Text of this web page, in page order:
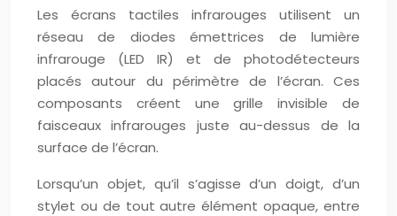
Les écrans tactiles infrarouges utilisent un
réseau de diodes émettrices de lumière
infrarouge (LED IR) et de photodétecteurs
placés autour du périmètre de l’écran. Ces
composants créent une grille invisible de
faisceaux infrarouges juste au-dessus de la
surface de l’écran.
Lorsqu’un objet, qu’il s’agisse d’un doigt, d’un
stylet ou de tout autre élément opaque, entre